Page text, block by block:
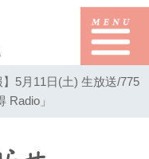
】5月11日(土) 生放送/775
Radio」